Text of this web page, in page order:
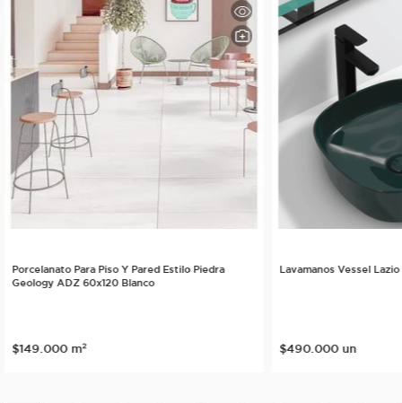
Porcelanato Para Piso Y Pared Estilo Piedra
Geology ADZ 60x120 Blanco
$149. 000 m²
Lavamanos Vessel
$490.000 un